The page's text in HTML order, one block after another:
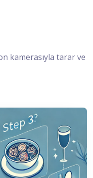
kamerasıyla tarar ve